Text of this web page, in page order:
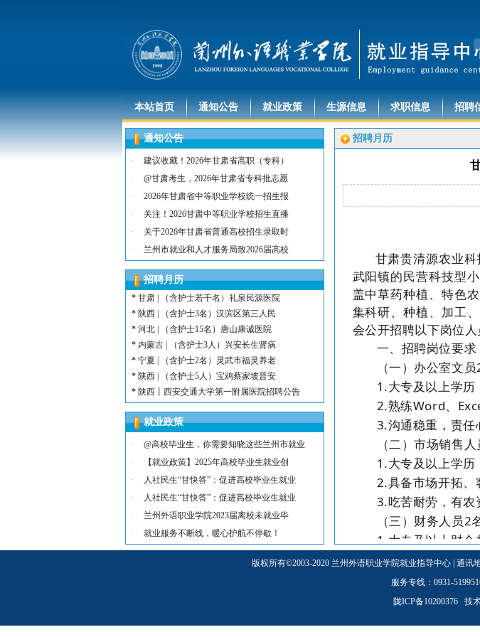
本站首页 通知公告 就业政策 生源信息 求职信息 招聘
通知公告
·
建议收藏！2026年甘肃省高职（专科）
·
@甘肃考生，2026年甘肃省专科批志愿
·
2026年甘肃省中等职业学校统一招生报
·
关注！2026甘肃中等职业学校招生直播
·
关于2026年甘肃省普通高校招生录取时
·
兰州市就业和人才服务局致2026届高校
招聘月历
*河北 | （含护士15名）唐山康诚医院
内蒙古 | （含护士3人）兴安长生肾病
宁夏 | （含护士2名）灵武市福灵养老
河北 | （含护士6人）吴桥县中西医结
河北 | 宝石花定州市第二医院医养中心
*
宁夏 | （含幼师3名）银川市西夏区第
*陕西 | 榆林市第二十四幼儿园招聘启事
* 甘肃 | （含护士若干名）礼泉民源医院
* 陕西 | （含护士3名）汉滨区第三人民
* 河北 | （含护士15名）唐山康诚医院
* 内蒙古 | （含护士3人）兴安长生肾病
* 宁夏 | （含护士2名）灵武市福灵养老
* 陕西 | （含护士5人）宝鸡蔡家坡普安
* 陕西丨西安交通大学第一附属医院招聘公告
*河北 | 宝石花定州市第二医院医养中心
宁夏 | （含幼师3名）银川市西夏区第
甘肃 | （含护士若干名）礼泉民源医院
陕西 | （含护士3名）汉滨区第三人民
就业政策
·
@高校毕业生，你需要知晓这些兰州市就业
·
【就业政策】2025年高校毕业生就业创
·
人社民生“甘快答”：促进高校毕业生就业
·
人社民生“甘快答”：促进高校毕业生就业
·
兰州外语职业学院2023届离校未就业毕
·
就业服务不断线，暖心护航不停歇！
招聘月历
甘肃贵清源农业
武阳镇的民营科技型
盖中草药种植、特色
集科研、种植、加工
会公开招聘以下岗位人
一、招聘岗位要求
（一）办公室文员
1.大专及以上学历
2.熟练Word、
3.沟通稳重，责任
（二）市场销售人
1.大专及以上学历
2.具备市场开拓、
3.吃苦耐劳，有农
（三）财务人员2
1.大专及以上财会
2.熟悉账务处理、
3.细心严谨，恪
（四）农业科技
版权所有©2003-2020 兰州外语职业学院就业指导中心 | 通
服务专线：0931-
陇ICP备10200376 技